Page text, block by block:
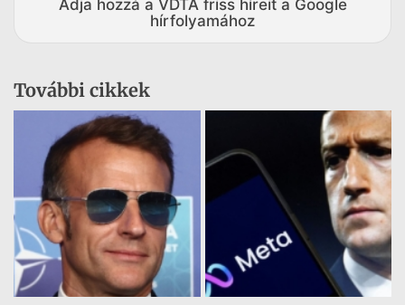
Adja hozzá a VDTA friss híreit a Google
hírfolyamához
További cikkek